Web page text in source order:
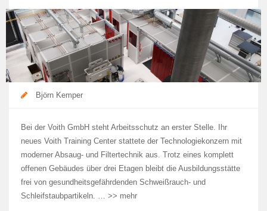
Björn Kemper
Bei der Voith GmbH steht Arbeitsschutz an erster Stelle. Ihr
neues Voith Training Center stattete der Technologiekonzern mit
moderner Absaug- und Filtertechnik aus. Trotz eines komplett
offenen Gebäudes über drei Etagen bleibt die Ausbildungsstätte
frei von gesundheitsgefährdenden Schweißrauch- und
Schleifstaubpartikeln. … >> mehr